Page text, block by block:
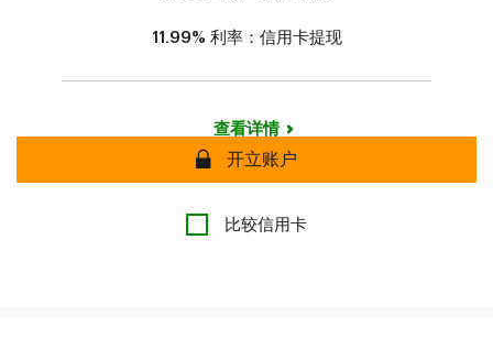
11.99% 利率：信用卡提现
查看详情
安全开立账户
比较信用卡